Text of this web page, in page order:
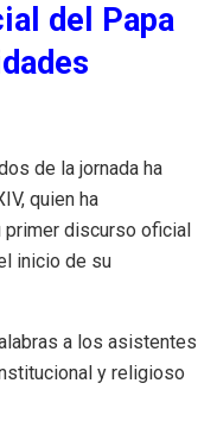
del Papa
de la jornada ha
quien ha
primer discurso oficial
inicio de su
a los asistentes
y religioso